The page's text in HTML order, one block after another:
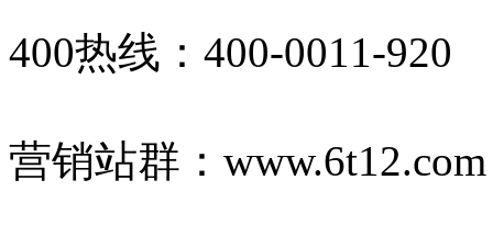
400热线：400-0011-920
营销站群：